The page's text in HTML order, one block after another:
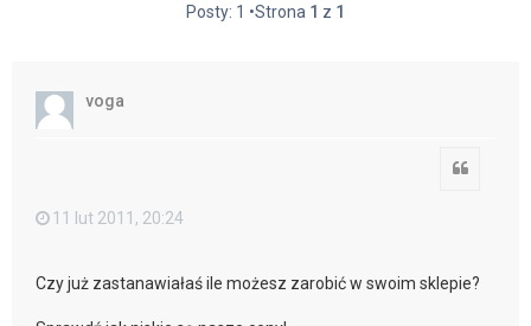
Posty: 1 •Strona 1 z 1
voga
11 lut 2011, 20:24
Czy już zastanawiałaś ile możesz zarobić w swoim sklepie?